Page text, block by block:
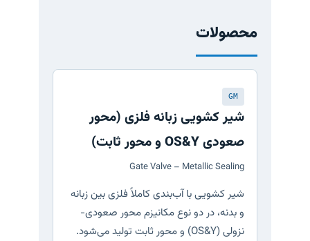
محصولات
GM
شیر کشویی زبانه فلزی (محور
صعودی OS&Y و محور ثابت)
Gate Valve – Metallic Sealing
شیر کشویی با آب‌بندی کاملاً فلزی بین زبانه
و بدنه، در دو نوع مکانیزم محور صعودی-
نزولی (OS&Y) و محور ثابت تولید می‌شود.